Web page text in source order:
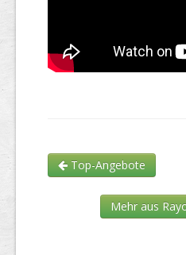
Top-Angebote
Mehr aus